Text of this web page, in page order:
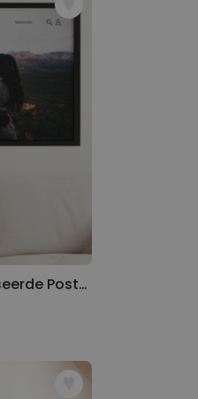
Netflix Gepersonaliseerde Poster